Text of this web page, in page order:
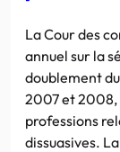
La Cour des
annuel sur la
doublement
2007 et 2008,
professions
dissuasives.